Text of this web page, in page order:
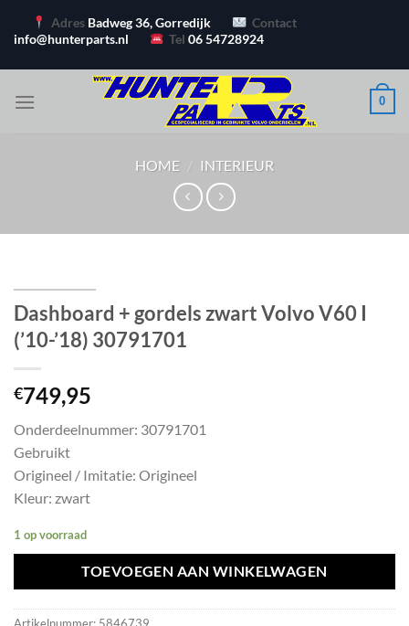
naar
Adres Badweg 36, Gorredijk
Contact
info@hunterparts.nl
Tel06 54728924
0
HOME / INTERIEUR
Dashboard + gordels zwart Volvo V60 I
(’10-’18) 30791701
€749,95
Onderdeelnummer: 30791701
Gebruikt
Origineel / Imitatie: Origineel
Kleur: zwart
1 op voorraad
TOEVOEGEN AAN WINKELWAGEN